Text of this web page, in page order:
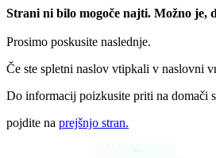
Strani ni bilo mogoče najti. Možno je,
Prosimo poskusite naslednje.
Če ste spletni naslov vtipkali v naslovni
Do informacij poizkusite priti na domači
pojdite na prejšnjo stran.